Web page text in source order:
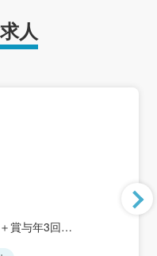
人
ら徒歩約24分
賞与年3回